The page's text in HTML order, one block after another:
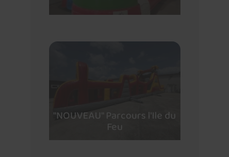
"NOUVEAU" Parcours l'Ile du
Feu